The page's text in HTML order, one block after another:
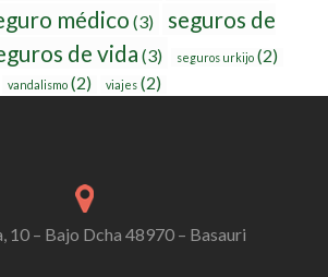
médico (3)
seguros de
de vida (3) seguros urkijo(2)
vandalismo (2) viajes (2)
10 – Bajo Dcha 48970 – Basauri